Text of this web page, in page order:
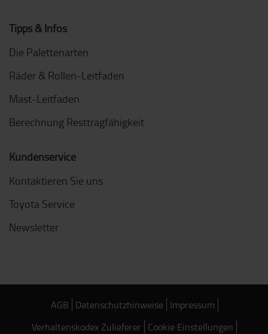
Tipps & Infos
Die Palettenarten
Räder & Rollen-Leitfaden
Mast-Leitfaden
Berechnung Resttragfähigkeit
Kundenservice
Kontaktieren Sie uns
Toyota Service
Newsletter
AGB Datenschutzhinweise Impressum
Verhaltenskodex Zulieferer Cookie Einstellungen